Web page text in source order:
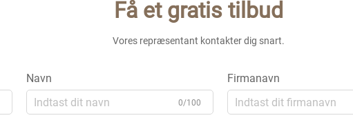
Få et gratis tilbud
Vores repræsentant kontakter dig snart.
Navn
0/100
Firmanavn